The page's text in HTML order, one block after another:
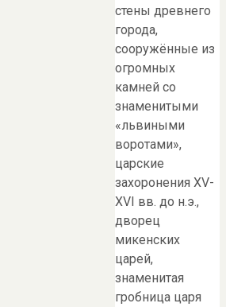
стены древнего
города,
сооружённые из
огромных
камней со
знаменитыми
«львиными
воротами»,
царские
захоронения XV-
XVI вв. до н.э.,
дворец
микенских
царей,
знаменитая
гробница царя